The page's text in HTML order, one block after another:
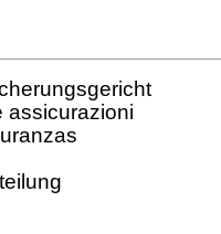
assicurazioni